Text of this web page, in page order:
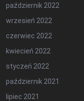
październik 2022
wrzesień 2022
czerwiec 2022
kwiecień 2022
styczeń 2022
październik 2021
lipiec 2021